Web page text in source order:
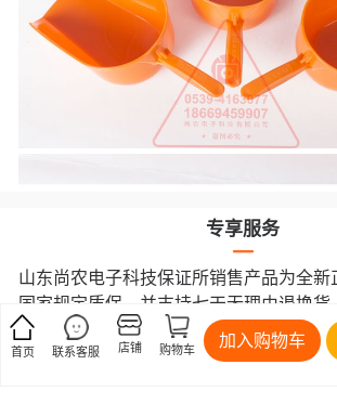
专享服务
山东尚农电子科技保证所销售产品为全
国家规定质保，并支持七天无理由退换货
递发货，大件商品为物流发货。
首页 联系客服 店铺 购物车 加入购物车